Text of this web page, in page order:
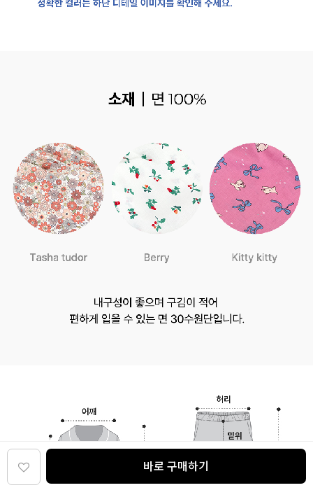
바로 구매하기